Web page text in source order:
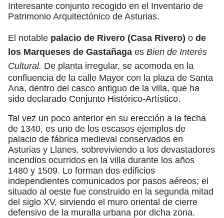
Interesante conjunto recogido en el Inventario de
Patrimonio Arquitectónico de Asturias.
El notable palacio de Rivero (Casa Rivero) o de
los Marqueses de Gastañaga es Bien de Interés
Cultural. De planta irregular, se acomoda en la
confluencia de la calle Mayor con la plaza de Santa
Ana, dentro del casco antiguo de la villa, que ha
sido declarado Conjunto Histórico-Artístico.
Tal vez un poco anterior en su erección a la fecha
de 1340, es uno de los escasos ejemplos de
palacio de fábrica medieval conservados en
Asturias y Llanes, sobreviviendo a los devastadores
incendios ocurridos en la villa durante los años
1480 y 1509. Lo forman dos edificios
independientes comunicados por pasos aéreos; el
situado al oeste fue construido en la segunda mitad
del siglo XV, sirviendo el muro oriental de cierre
defensivo de la muralla urbana por dicha zona.